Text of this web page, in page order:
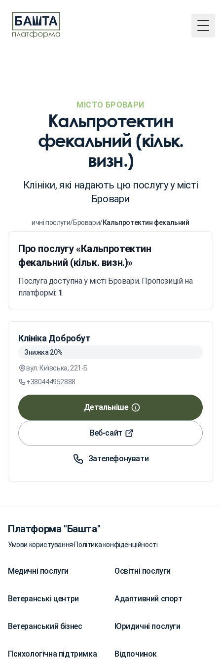
МІСТО БРОВАРИ
Кальпротектин
фекальний (кільк.
визн.)
Клініки, які надають цю послугу у місті
Бровари
Медичні послуги/Бровари/Кальпротектин фекальний (кільк.
Про послугу «Кальпротектин
фекальний (кільк. визн.)»
Послуга доступна у місті Бровари. Пропозицій на
платформі: 1.
Клініка Добробут
Знижка 20%
вул. Київська, 221-Б
+380444952888
Детальніше
Веб-сайт
Зателефонувати
Платформа "Башта"
Умови користування·Політика конфіденційності
Медичні послуги Освітні послуги
Ветеранські центри Адаптивний спорт
Ветеранський бізнес Юридичні послуги
Психологічна підтримка Відпочинок